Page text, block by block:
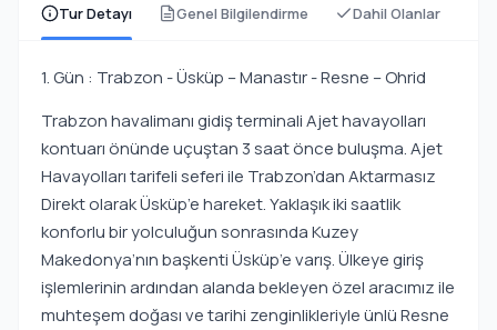
Tur Detayı Genel Bilgilendirme Dahil Olanlar
1. Gün : Trabzon - Üsküp – Manastır - Resne – Ohrid
Trabzon havalimanı gidiş terminali Ajet havayolları
kontuarı önünde uçuştan 3 saat önce buluşma. Ajet
Havayolları tarifeli seferi ile Trabzon’dan Aktarmasız
Direkt olarak Üsküp’e hareket. Yaklaşık iki saatlik
konforlu bir yolculuğun sonrasında Kuzey
Makedonya’nın başkenti Üsküp’e varış. Ülkeye giriş
işlemlerinin ardından alanda bekleyen özel aracımız ile
muhteşem doğası ve tarihi zenginlikleriyle ünlü Resne